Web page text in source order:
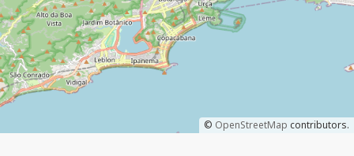
© OpenStreetMap contributors.